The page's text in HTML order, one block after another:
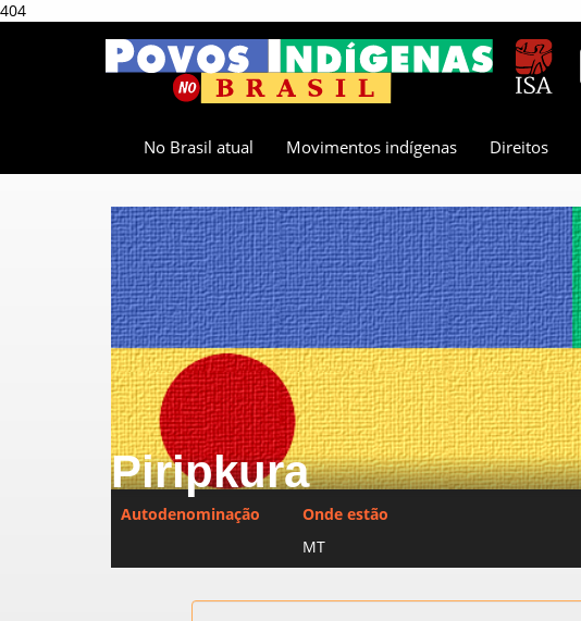
404
No Brasil atual Movimentos indígenas Direitos
Piripkura
Autodenominação Onde estão
MT